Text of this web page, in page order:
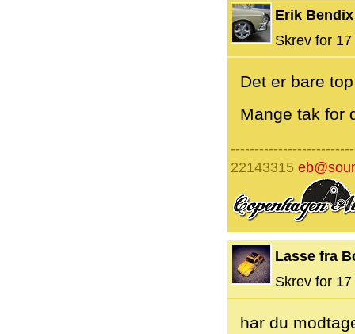
Erik Bendix
Skrev for
Det er bare
Mange tak for
22143315
Lasse fra
Skrev for
har du